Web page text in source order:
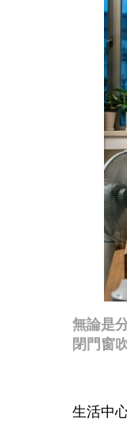
無論是
閉門窗
生活中